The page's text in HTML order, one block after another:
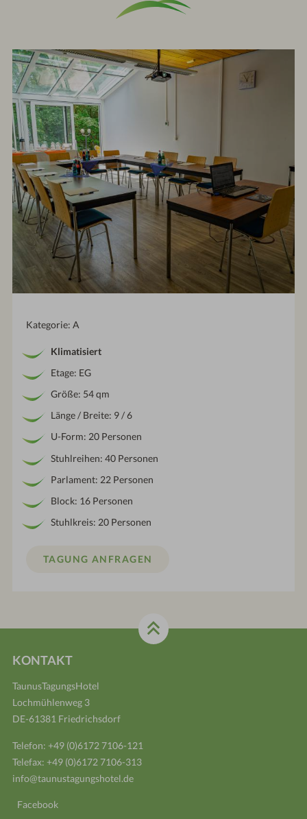
10.30
Kategorie: A
Klimatisiert
Etage: EG
Größe: 54 qm
Länge / Breite: 9 / 6
U-Form: 20 Personen
Stuhlreihen: 40 Personen
Parlament: 22 Personen
Block: 16 Personen
Stuhlkreis: 20 Personen
TAGUNG ANFRAGEN
KONTAKT
TaunusTagungsHotel
Lochmühlenweg 3
DE-61381 Friedrichsdorf
Telefon: +49 (0)6172 7106-121
Telefax: +49 (0)6172 7106-313
info@taunustagungshotel.de
Facebook